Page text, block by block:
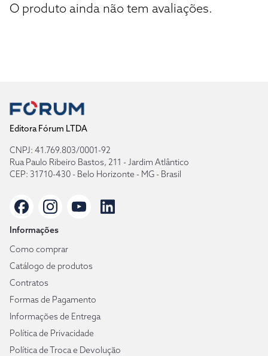
O produto ainda não tem avaliações.
Editora Fórum LTDA
CNPJ: 41.769.803/0001-92
Rua Paulo Ribeiro Bastos, 211 - Jardim Atlântico
CEP: 31710-430 - Belo Horizonte - MG - Brasil
Informações
Como comprar
Catálogo de produtos
Contratos
Formas de Pagamento
Informações de Entrega
Política de Privacidade
Política de Troca e Devolução